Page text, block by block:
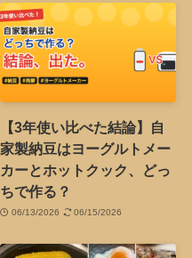
【3年使い比べた結論】自
家製納豆はヨーグルトメー
カーとホットクック、どっ
ちで作る？
06/13/2026 06/15/2026